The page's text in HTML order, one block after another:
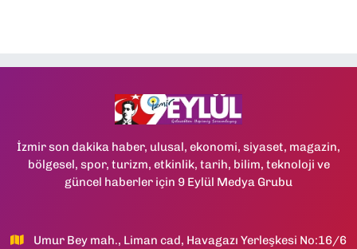
İzmir son dakika haber, ulusal, ekonomi, siyaset, magazin,
bölgesel, spor, turizm, etkinlik, tarih, bilim, teknoloji ve
güncel haberler için 9 Eylül Medya Grubu
Umur Bey mah., Liman cad, Havagazı Yerleşkesi No:16/6